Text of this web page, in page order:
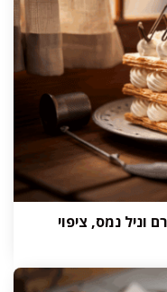
וניל נמס, ציפוי